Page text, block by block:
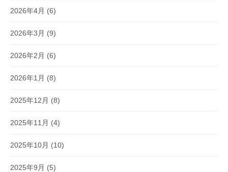
2026年4月 (6)
2026年3月 (9)
2026年2月 (6)
2026年1月 (8)
2025年12月 (8)
2025年11月 (4)
2025年10月 (10)
2025年9月 (5)